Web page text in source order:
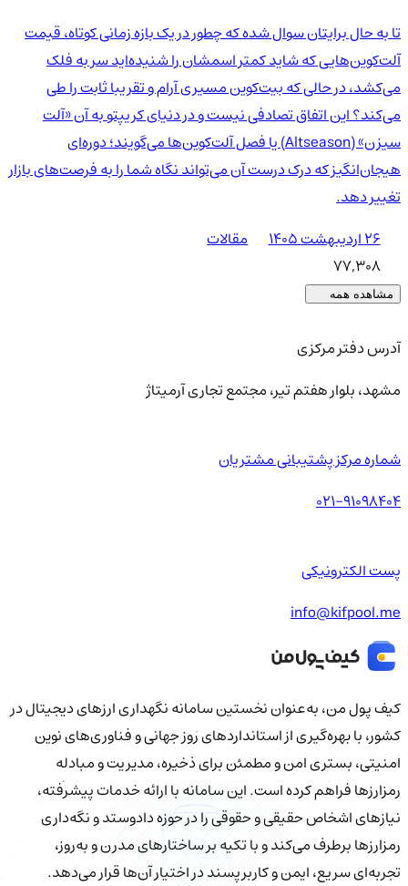
تا به حال برایتان سوال شده که چطور در یک بازه زمانی کوتاه، قیمت
آلت‌کوین‌هایی که شاید کمتر اسمشان را شنیده‌اید سر به فلک
می‌کشد، در حالی که بیت‌کوین مسیری آرام و تقریبا ثابت را طی
می‌کند؟ این اتفاق تصادفی نیست و در دنیای کریپتو به آن «آلت
سیزن» (Altseason) یا فصل آلت‌کوین‌ها می‌گویند؛ دوره‌ای
هیجان‌انگیز که درک درست آن می‌تواند نگاه شما را به فرصت‌های بازار
تغییر دهد.
۲۶ اردیبهشت ۱۴۰۵
مقالات
77,308
مشاهده همه
آدرس دفتر مرکزی
مشهد، بلوار هفتم تیر، مجتمع تجاری آرمیتاژ
شماره مرکز پشتیبانی مشتریان
021-91098404
پست الکترونیکی
info@kifpool.me
کیف‌ پول من، به‌عنوان نخستین سامانه نگهداری ارزهای دیجیتال در
کشور، با بهره‌گیری از استانداردهای روز جهانی و فناوری‌های نوین
امنیتی، بستری امن و مطمئن برای ذخیره، مدیریت و مبادله
رمزارزها فراهم کرده است. این سامانه با ارائه خدمات پیشرفته،
نیازهای اشخاص حقیقی و حقوقی را در حوزه دادوستد و نگه‌داری
رمزارزها برطرف می‌کند و با تکیه بر ساختارهای مدرن و به‌روز،
تجربه‌ای سریع، ایمن و کاربرپسند در اختیار آن‌ها قرار می‌دهد.